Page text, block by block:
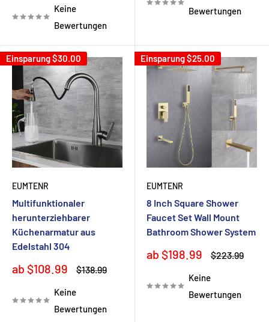
Keine
Bewertungen
Bewertungen
Einsparung$30.00
EUMTENR
Multifunktionaler
herunterziehbarer
Küchenarmatur aus
Edelstahl 304
Sonderpreis
ab $108.99 Normalpreis
$138.99
Keine
Bewertungen
Einsparung$25.00
EUMTENR
8 Inch Square Shower
Faucet Set Wall Mount
Bathroom Shower System
Sonderpreis
ab $198.99 Normalpreis
$223.99
Keine
Bewertungen